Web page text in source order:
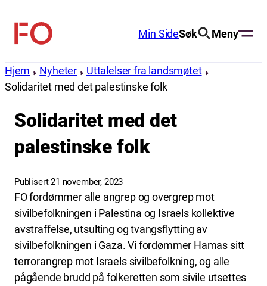
innhold
FO
Min SideSøk Meny
Hjem Nyheter
Uttalelser fra landsmøtet
Solidaritet med det palestinske folk
Solidaritet med det
palestinske folk
Publisert 21 november, 2023
FO fordømmer alle angrep og overgrep mot
sivilbefolkningen i Palestina og Israels kollektive
avstraffelse, utsulting og tvangsflytting av
sivilbefolkningen i Gaza. Vi fordømmer Hamas sitt
terrorangrep mot Israels sivilbefolkning, og alle
pågående brudd på folkeretten som sivile utsettes